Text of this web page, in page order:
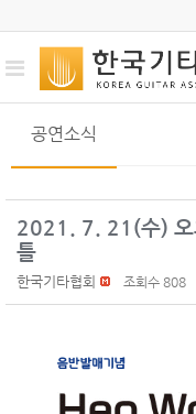
공연소식
2021. 7. 21(수) 오
틀
한국기타협회 조회수 808